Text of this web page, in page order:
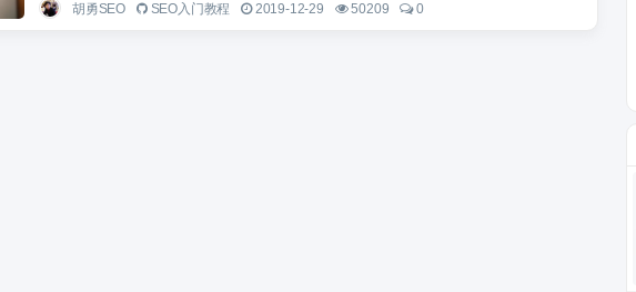
胡勇SEO SEO入门教程 2019-12-29 50209 0